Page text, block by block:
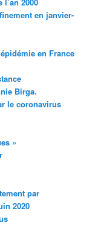
en janvier-
en France
Birga.
le coronavirus
»
par
2020